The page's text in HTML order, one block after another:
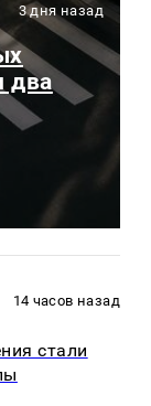
3 дня назад
два
14 часов назад
стали